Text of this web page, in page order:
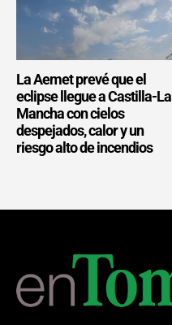
La Aemet prevé que el
eclipse llegue a Castilla-La
Mancha con cielos
despejados, calor y un
riesgo alto de incendios